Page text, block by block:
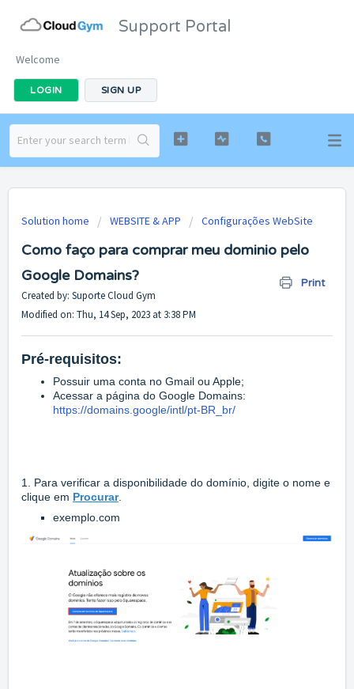
Support Portal
Welcome
LOGIN SIGN UP
Solution home WEBSITE & APP Configurações WebSite
Como faço para comprar meu dominio pelo
Google Domains?
Print
Created by: Suporte Cloud Gym
Modified on: Thu, 14 Sep, 2023 at 3:38 PM
Pré-requisitos:
Possuir uma conta no Gmail ou Apple;
Acessar a página do Google Domains:
https://domains.google/intl/pt-BR_br/
1. Para verificar a disponibilidade do domínio, digite o nome e
clique em Procurar.
exemplo.com